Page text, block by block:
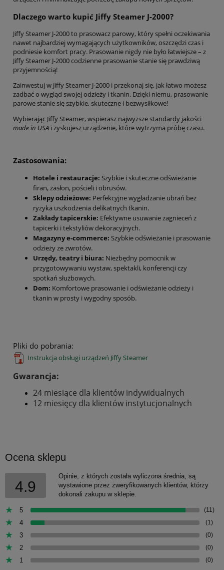
Dlaczego warto kupić Jiffy Steamer J-2000?
Jiffy Steamer J-2000 to prasowacz parowy, który spełni oczekiwania
nawet najbardziej wymagających użytkowników, oszczędzi czas i
podniesie komfort pracy. Prasowanie nigdy nie było łatwiejsze – z
Jiffy Steamer J-2000 codzienne prasowanie stanie się prawdziwą
przyjemnością!
Zainwestuj w Jiffy Steamer J-2000 i przekonaj się, jak łatwo możesz
zadbać o wygląd swojej odzieży i tkanin. Dzięki niemu, prasowanie
parowe stanie się szybkie, skuteczne i bezwysiłkowe!
Wybierając Jiffy Steamer, wspierasz najwyższe standardy jakości
made in USA i zyskujesz urządzenie, które wytrzyma próbę czasu.
Zastosowania:
Hotele i restauracje: Szybkie i skuteczne odświeżanie
firan, zasłon, pościeli i obrusów.
Sklepy odzieżowe: Perfekcyjne wygładzanie ubrań bez
ryzyka uszkodzenia delikatnych tkanin.
Zakłady tapicerskie: Efektywne usuwanie zagnieceń z
tapicerki i tekstyliów dekoracyjnych.
Magazyny e-commerce: Szybkie odświeżanie i prasowanie
odzieży ze zwrotów.
Urzędy, teatry i biura: Niezbędny pomocnik w
przygotowywaniu wystaw, spektakli, konferencji czy
spotkań służbowych.
Dom: Komfortowe prasowanie i odświeżanie odzieży i
tkanin w prosty i wygodny sposób.
Pliki do pobrania:
Instrukcja obsługi urządzeń Jiffy Steamer
Gwarancja:
24 miesiące dla klientów indywidualnych
12 miesięcy dla klientów instytucjonalnych
Ocena sklepu
4.9
Opinie, z których została wyliczona średnia, są
wystawione przez zweryfikowanych klientów, którzy
dokonali zakupu w sklepie.
5 (11)
4 (1)
3 (0)
2 (0)
1 (0)